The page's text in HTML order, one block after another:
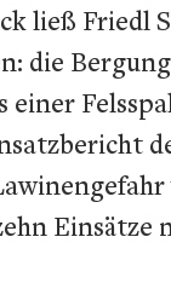
ließ Friedl
die
Einsätze